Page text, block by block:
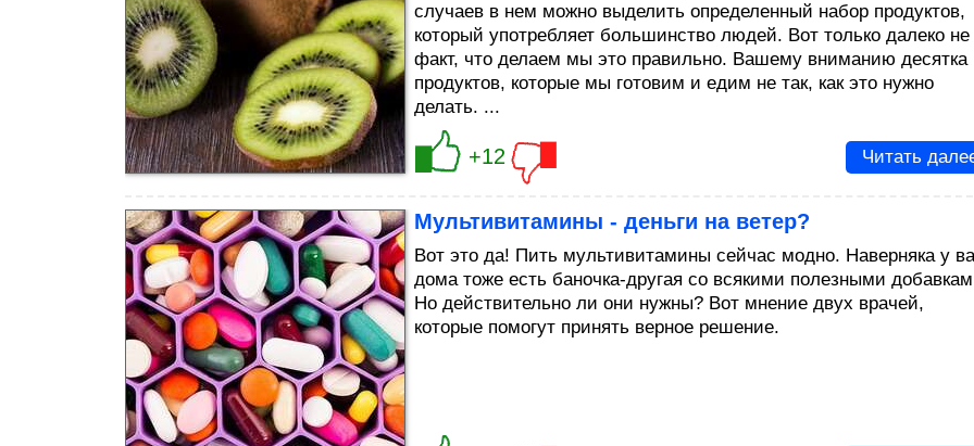
случаев в нем можно выделить определенный набор продуктов,
который употребляет большинство людей. Вот только далеко не
факт, что делаем мы это правильно. Вашему вниманию десятка
продуктов, которые мы готовим и едим не так, как это нужно
делать. ...
+12 Читать
Мультивитамины - деньги на ветер?
Bот это да! Пить мультивитамины сейчас модно. Наверняка у
дома тоже есть баночка-другая со всякими полезными
Но действительно ли они нужны? Вот мнение двух врачей,
которые помогут принять верное решение.